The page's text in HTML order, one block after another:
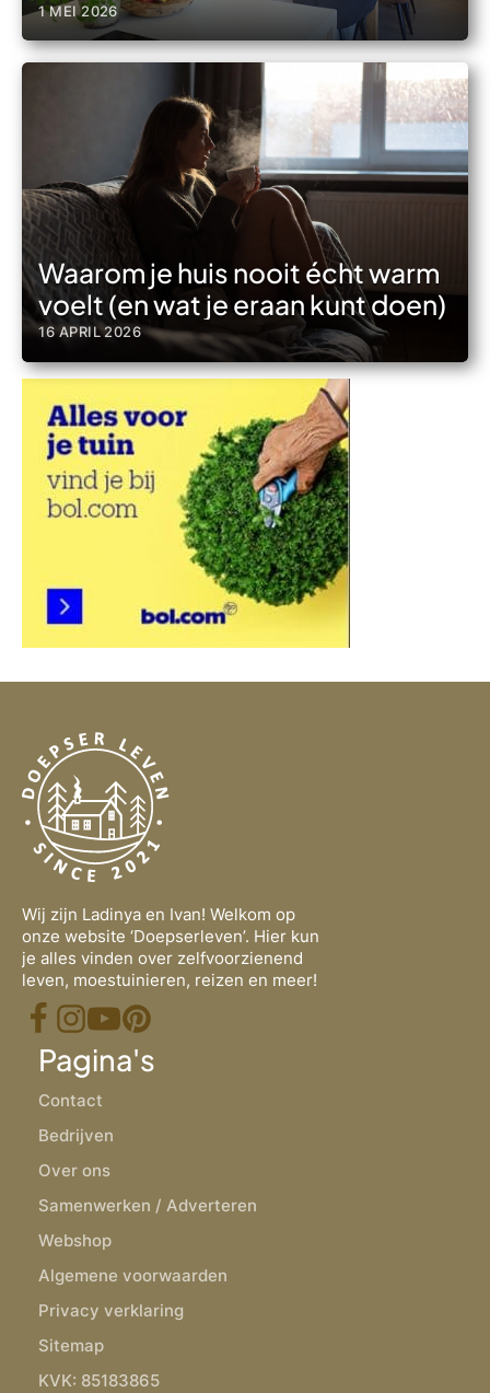
1 MEI 2026
Waarom je huis nooit écht warm
voelt (en wat je eraan kunt doen)
16 APRIL 2026
Wij zijn Ladinya en Ivan! Welkom op
onze website ‘Doepserleven’. Hier kun
je alles vinden over zelfvoorzienend
leven, moestuinieren, reizen en meer!
Pagina's
Contact
Bedrijven
Over ons
Samenwerken / Adverteren
Webshop
Algemene voorwaarden
Privacy verklaring
Sitemap
KVK: 85183865